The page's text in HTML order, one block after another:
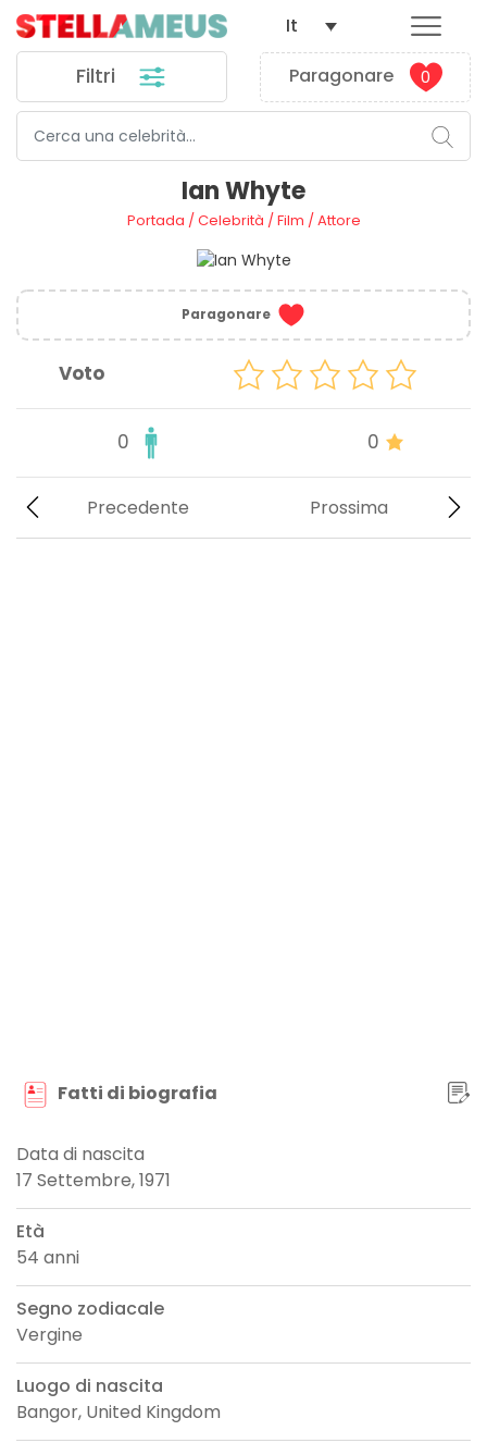
Filtri Paragonare 0
It
Ian Whyte
Portada /Celebrità /Film /Attore
Paragonare
Voto
0 0
Prossima
Precedente
Fatti di biografia
Data di nascita
17 Settembre, 1971
Età
54 anni
Segno zodiacale
Vergine
Luogo di nascita
Bangor, United Kingdom